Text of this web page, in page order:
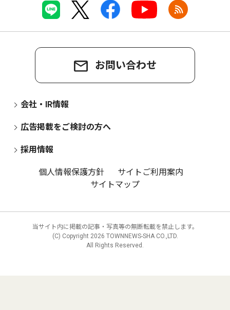
お問い合わせ
会社・IR情報
広告掲載をご検討の方へ
採用情報
個人情報保護方針
サイトご利用案内
サイトマップ
当サイト内に掲載の記事・写真等の無断転載を禁止します。
(C) Copyright 2026 TOWNNEWS-SHA CO.,LTD.
All Rights Reserved.